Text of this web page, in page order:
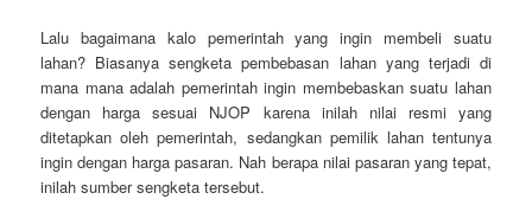
Lalu bagaimana kalo pemerintah yang ingin membeli suatu
lahan? Biasanya sengketa pembebasan lahan yang terjadi di
mana mana adalah pemerintah ingin membebaskan suatu lahan
dengan harga sesuai NJOP karena inilah nilai resmi yang
ditetapkan oleh pemerintah, sedangkan pemilik lahan tentunya
ingin dengan harga pasaran. Nah berapa nilai pasaran yang tepat,
inilah sumber sengketa tersebut.